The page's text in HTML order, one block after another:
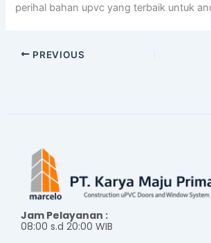
perihal bahan upvc yang terbaik untuk
PREVIOUS
Jam Pelayanan :
08:00 s.d 20:00 WIB